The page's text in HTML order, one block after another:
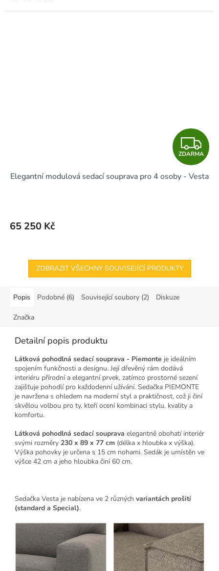
A
Z
D
A
ZDARMA
Elegantní modulová sedací souprava pro 4 osoby - Vesta
65 250 Kč
ZOBRAZIT VŠECHNY SOUVISEJÍCÍ PRODUKTY
Popis Podobné (6) Související soubory (2) Diskuze
Značka
Detailní popis produktu
Látková pohodlná sedací souprava - Piemonte je ideálním
spojením funkčnosti a designu. Její dřevěný rám dodává
interiéru přírodní a elegantní prvek, zatímco prostorné sezení
zajišťuje pohodlí pro každodenní užívání. Sedačka PIEMONTE
je navržena s ohledem na moderní styl a praktičnost, což ji činí
skvělou volbou pro ty, kteří ocení kombinaci stylu, kvality a
komfortu.
Látková pohodlná sedací souprava elegantně obohatí interiér
svými rozměry 230 x 89 x 77 cm (délka x hloubka x výška).
Výška pohovky je určena s 15 cm nohami. Sedák je umístěn ve
výšce 42 cm a jeho hloubka činí 60 cm.
Sedačka Vesta je nabízena ve 2 různých variantách prošití
(standard a Special).